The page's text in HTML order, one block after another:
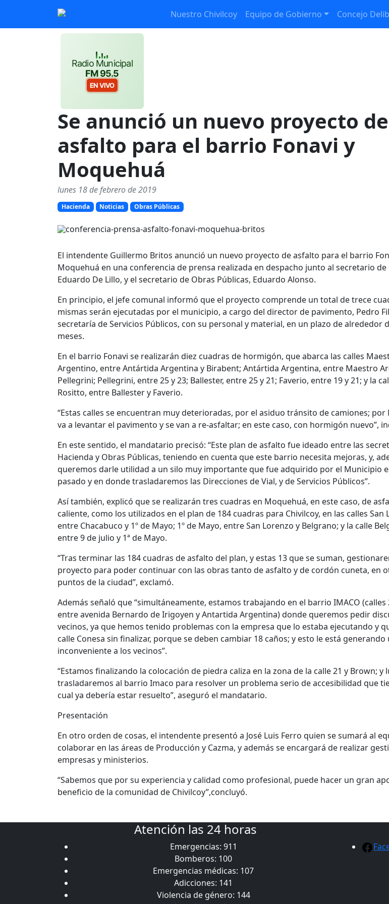
Nuestro Chivilcoy Equipo de Gobierno Concejo
Radio Municipal
FM 95.5
EN VIVO
Se anunció un nuevo proyecto de
asfalto para el barrio Fonavi y
Moquehuá
lunes 18 de febrero de 2019
Hacienda Noticias Obras Públicas
El intendente Guillermo Britos anunció un nuevo proyecto de asfalto para el barrio
Moquehuá en una conferencia de prensa realizada en despacho junto al secretario de
Eduardo De Lillo, y el secretario de Obras Públicas, Eduardo Alonso.
En principio, el jefe comunal informó que el proyecto comprende un total de trece
mismas serán ejecutadas por el municipio, a cargo del director de pavimento, Pedro
secretaría de Servicios Públicos, con su personal y material, en un plazo de alrededor
meses.
En el barrio Fonavi se realizarán diez cuadras de hormigón, que abarca las calles
Argentino, entre Antártida Argentina y Birabent; Antártida Argentina, entre Maestro
Pellegrini; Pellegrini, entre 25 y 23; Ballester, entre 25 y 21; Faverio, entre 19 y 21; y la
Rositto, entre Ballester y Faverio.
“Estas calles se encuentran muy deterioradas, por el asiduo tránsito de camiones; por
va a levantar el pavimento y se van a re-asfaltar; en este caso, con hormigón nuevo”,
En este sentido, el mandatario precisó: “Este plan de asfalto fue ideado entre las
Hacienda y Obras Públicas, teniendo en cuenta que este barrio necesita mejoras, y,
queremos darle utilidad a un silo muy importante que fue adquirido por el Municipio
pasado y en donde trasladaremos las Direcciones de Vial, y de Servicios Públicos”.
Así también, explicó que se realizarán tres cuadras en Moquehuá, en este caso, de
caliente, como los utilizados en el plan de 184 cuadras para Chivilcoy, en las calles San
entre Chacabuco y 1º de Mayo; 1º de Mayo, entre San Lorenzo y Belgrano; y la calle
entre 9 de julio y 1ª de Mayo.
“Tras terminar las 184 cuadras de asfalto del plan, y estas 13 que se suman,
proyecto para poder continuar con las obras tanto de asfalto y de cordón cuneta, en
puntos de la ciudad”, exclamó.
Además señaló que “simultáneamente, estamos trabajando en el barrio IMACO (calles
entre avenida Bernardo de Irigoyen y Antartida Argentina) donde queremos pedir
vecinos, ya que hemos tenido problemas con la empresa que lo estaba ejecutando y
calle Conesa sin finalizar, porque se deben cambiar 18 caños; y esto le está generando
inconveniente a los vecinos”.
“Estamos finalizando la colocación de piedra caliza en la zona de la calle 21 y Brown; y
trasladaremos al barrio Imaco para resolver un problema serio de accesibilidad que
cual ya debería estar resuelto”, aseguró el mandatario.
Presentación
En otro orden de cosas, el intendente presentó a José Luis Ferro quien se sumará al
colaborar en las áreas de Producción y Cazma, y además se encargará de realizar
empresas y ministerios.
“Sabemos que por su experiencia y calidad como profesional, puede hacer un gran
beneficio de la comunidad de Chivilcoy”,concluyó.
Atención las 24 horas
Emergencias: 911
Bomberos: 100
Emergencias médicas: 107
Adicciones: 141
Violencia de género: 144